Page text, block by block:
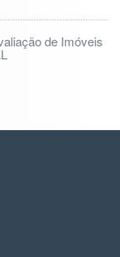
de Imóveis